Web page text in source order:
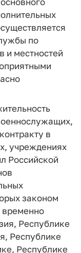
по
и местностей
в
учреждениях
Российской
законом
временно
Республике
Республике
Республике